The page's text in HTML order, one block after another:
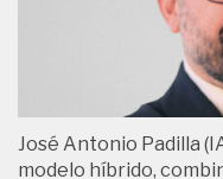
José Antonio Padilla
modelo híbrido,